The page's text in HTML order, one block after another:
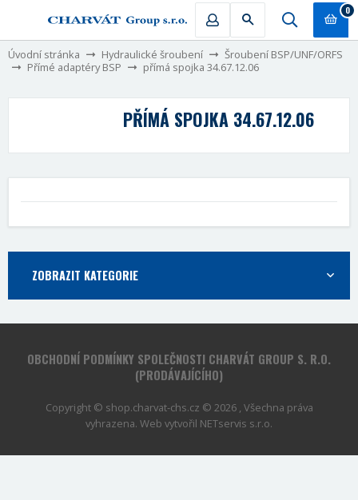
0
Úvodní stránka Hydraulické šroubení
Šroubení BSP/UNF/ORFS
Přímé adaptéry BSP
přímá spojka 34.67.12.06
PŘÍMÁ SPOJKA 34.67.12.06
ZOBRAZIT KATEGORIE
OBCHODNÍ PODMÍNKY SPOLEČNOSTI CHARVÁT GROUP S. R.O.
(PRODÁVAJÍCÍHO)
Copyright © shop.charvat-chs.cz © 2026 , Všechna práva
vyhrazena. Web vytvořil NETservis s.r.o.